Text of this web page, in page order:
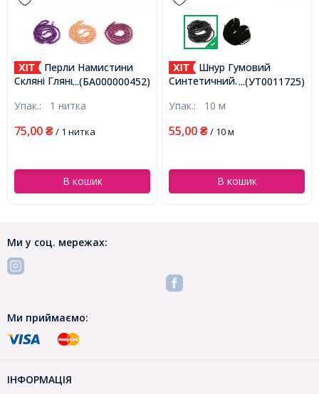
...(БА000000452)
Перли Намистини
Скляні Глянцеві, Круглі,
близько 130шт/75см/нитка,
Упак.: 1 нитка
75,00 ₴/ 1 нитка
В кошик
...(УТ0011725)
Шнур Гумовий
Синтетичний
2мм, Отвір 0.5мм,
Упак.: 10 м
55,00 ₴/ 10 м
В кошик
Ми у соц. мережах:
Ми приймаємо:
ІНФОРМАЦІЯ